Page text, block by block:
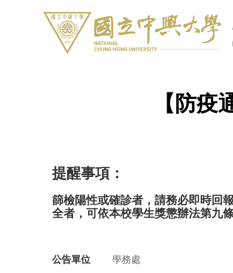
【防
提醒事項：
篩檢陽性或確診者，請務必即時回
全者，可依本校學生獎懲辦法第九
公告單位
學務處